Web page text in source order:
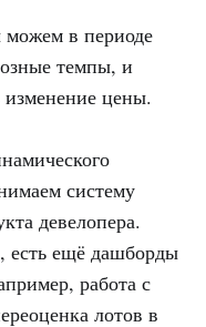
в периоде
темпы, и
изменение цены.
систему
девелопера.
есть ещё дашборды
работа с
лотов в